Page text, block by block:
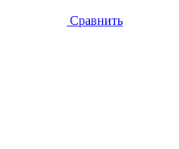
Сравнить